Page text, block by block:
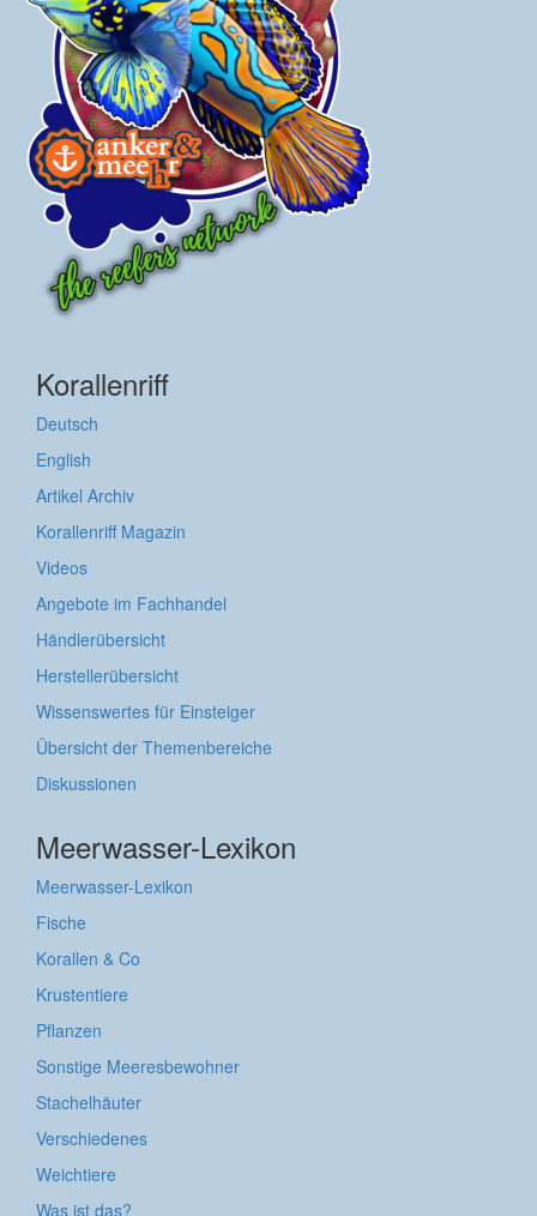
Korallenriff
Deutsch
English
Artikel Archiv
Korallenriff Magazin
Videos
Angebote im Fachhandel
Händlerübersicht
Herstellerübersicht
Wissenswertes für Einsteiger
Übersicht der Themenbereiche
Diskussionen
Meerwasser-Lexikon
Meerwasser-Lexikon
Fische
Korallen & Co
Krustentiere
Pflanzen
Sonstige Meeresbewohner
Stachelhäuter
Verschiedenes
Weichtiere
Was ist das?